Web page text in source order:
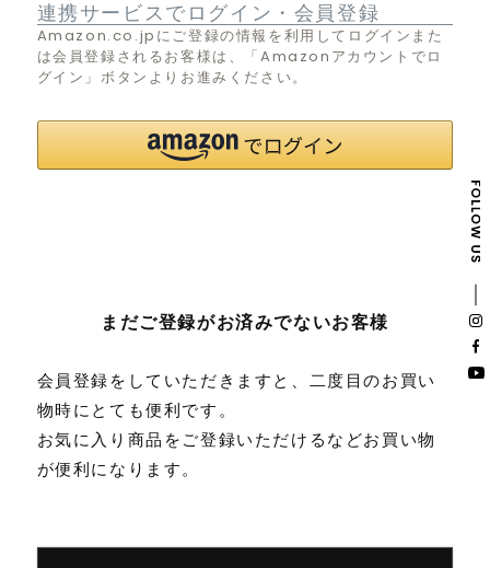
連携サービスでログイン・会員登録
Amazon.co.jpにご登録の情報を利用してログインまた
は会員登録されるお客様は、「Amazonアカウントでロ
グイン」ボタンよりお進みください。
まだご登録がお済みでないお客様
会員登録をしていただきますと、二度目のお買い
物時にとても便利です。
お気に入り商品をご登録いただけるなどお買い物
が便利になります。